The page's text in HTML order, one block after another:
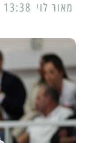
מאור לוי 13:38 | 28/03/2025